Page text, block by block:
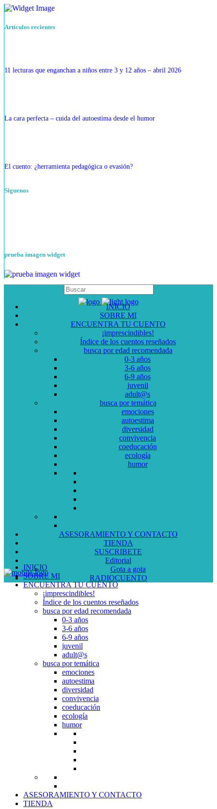
Artículos recientes
11 lecturas que enganchan a niños entre 3 y 12 años – abril 2026
La cara perfecta – cuida del autoestima desde el humor
El cuento: ¿herramienta pedagógica o evasión?
Siguenos
prueba imagen widget
INICIO
SOBRE MI
ENCUENTRA TU CUENTO
¡imprescindibles!
Índice de los cuentos reseñados
busca por edad recomendada
0-3 años
3-6 años
6-9 años
juvenil
adult@s
busca por temática
emociones
autoestima
diversidad
convivencia
coeducación
ecología
humor
ASESORAMIENTO Y CONTACTO
TIENDA
SUSCRIBETE
Editorial
Gota a gota
RADIOCUENTO
INICIO
SOBRE MI
ENCUENTRA TU CUENTO
¡imprescindibles!
Índice de los cuentos reseñados
busca por edad recomendada
0-3 años
3-6 años
6-9 años
juvenil
adult@s
busca por temática
emociones
autoestima
diversidad
convivencia
coeducación
ecología
humor
ASESORAMIENTO Y CONTACTO
TIENDA